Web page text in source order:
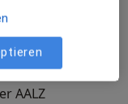
AALZ